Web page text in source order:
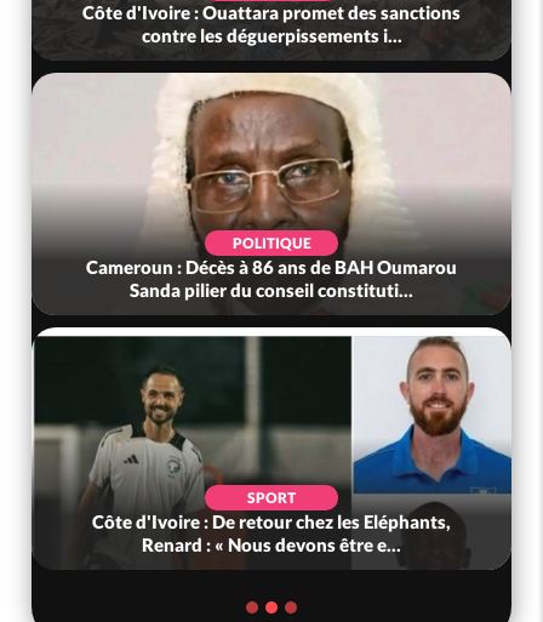
Côte d'Ivoire : Ouattara promet des sanctions
contre les déguerpissements i...
POLITIQUE
Cameroun : Décès à 86 ans de BAH Oumarou
Sanda pilier du conseil constituti...
SPORT
Côte d'Ivoire : De retour chez les Eléphants,
Renard : « Nous devons être e...